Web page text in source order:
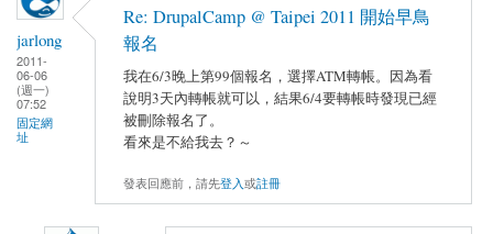
jarlong
2011-
06-06
(週一)
07:52
固定網
址
Re: DrupalCamp @ Taipei 2011 開始早鳥
報名
我在6/3晚上第99個報名，選擇ATM轉帳。因為看
說明3天內轉帳就可以，結果6/4要轉帳時發現已經
被刪除報名了。
看來是不給我去？～
發表回應前，請先登入或註冊